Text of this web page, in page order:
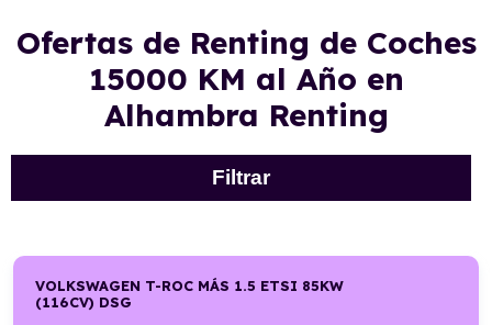
Ofertas de Renting de Coches
15000 KM al Año en
Alhambra Renting
Filtrar
VOLKSWAGEN T-ROC MÁS 1.5 ETSI 85KW
(116CV) DSG